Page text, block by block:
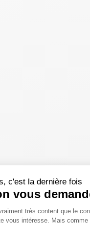
c'est la dernière fois
vous
de
très content que le
vous intéresse. Mais comme